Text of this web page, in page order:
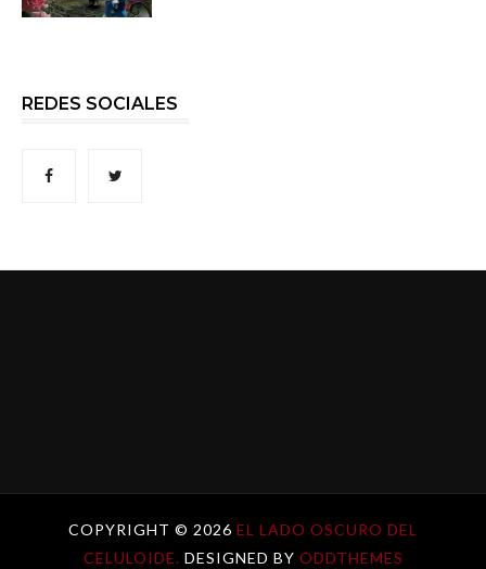
REDES SOCIALES
COPYRIGHT © 2026 EL LADO OSCURO DEL
CELULOIDE. DESIGNED BY ODDTHEMES